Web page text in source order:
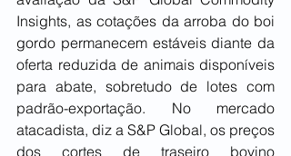
Insights, as cotações da arroba do boi
gordo permanecem estáveis diante da
oferta reduzida de animais disponíveis
para abate, sobretudo de lotes com
padrão-exportação. No mercado
atacadista, diz a S&P Global, os preços
dos cortes de traseiro bovino